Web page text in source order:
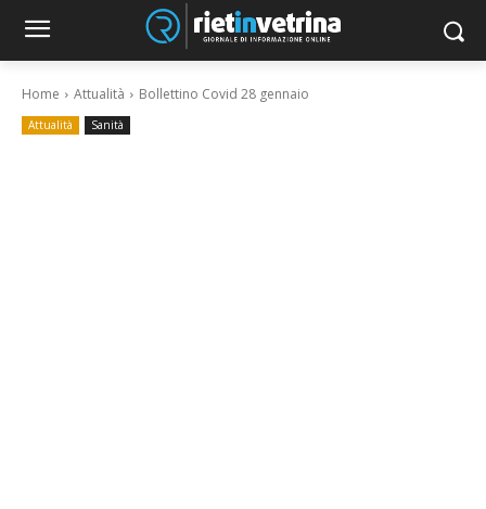
Home Attualità Bollettino Covid 28 gennaio
Attualità Sanità